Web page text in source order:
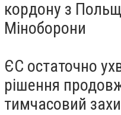
кордону з
Міноборони
ЄС остаточно
рішення
тимчасовий